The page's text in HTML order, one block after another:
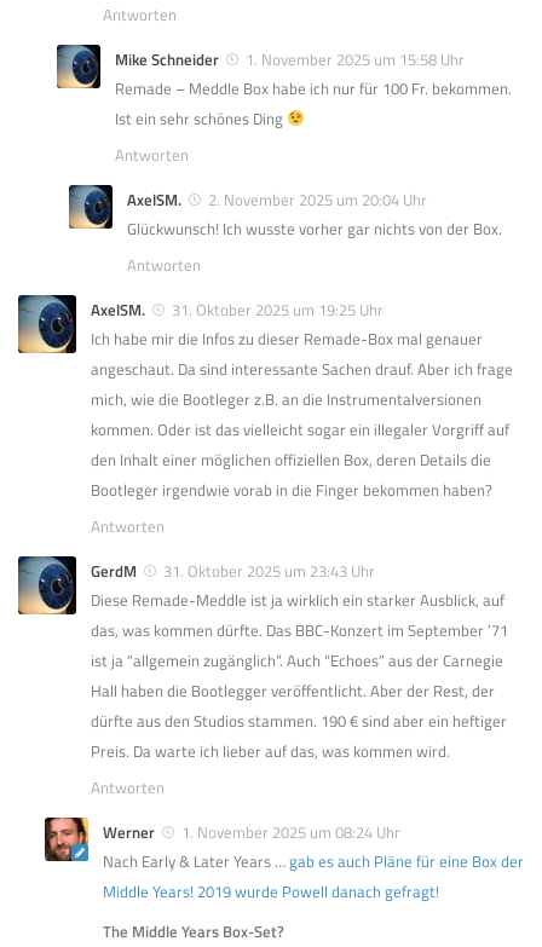
Antworten
Mike Schneider
1. November 2025 um 15:58 Uhr
Remade – Meddle Box habe ich nur für 100 Fr. bekommen.
Ist ein sehr schönes Ding
Antworten
AxelSM.
2. November 2025 um 20:04 Uhr
Glückwunsch! Ich wusste vorher gar nichts von der Box.
Antworten
AxelSM.
31. Oktober 2025 um 19:25 Uhr
Ich habe mir die Infos zu dieser Remade-Box mal genauer
angeschaut. Da sind interessante Sachen drauf. Aber ich frage
mich, wie die Bootleger z.B. an die Instrumentalversionen
kommen. Oder ist das vielleicht sogar ein illegaler Vorgriff auf
den Inhalt einer möglichen offiziellen Box, deren Details die
Bootleger irgendwie vorab in die Finger bekommen haben?
Antworten
GerdM
31. Oktober 2025 um 23:43 Uhr
Diese Remade-Meddle ist ja wirklich ein starker Ausblick, auf
das, was kommen dürfte. Das BBC-Konzert im September ’71
ist ja “allgemein zugänglich”. Auch “Echoes” aus der Carnegie
Hall haben die Bootlegger veröffentlicht. Aber der Rest, der
dürfte aus den Studios stammen. 190 € sind aber ein heftiger
Preis. Da warte ich lieber auf das, was kommen wird.
Antworten
Werner
1. November 2025 um 08:24 Uhr
Nach Early & Later Years …gab es auch Pläne für eine Box der
Middle Years! 2019 wurde Powell danach gefragt!
The Middle Years Box-Set?